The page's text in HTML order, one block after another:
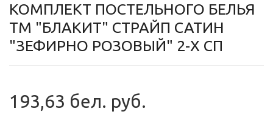
КОМПЛЕКТ ПОСТЕЛЬНОГО БЕЛЬЯ
ТМ "БЛАКИТ" СТРАЙП САТИН
"ЗЕФИРНО РОЗОВЫЙ" 2-Х СП
193,63 бел. руб.